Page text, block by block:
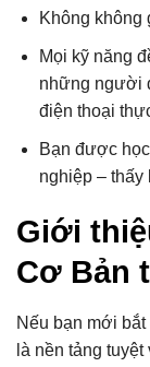
Không không
Mọi kỹ năng
những người
điện thoại
Bạn được
nghiệp –
Giới
Cơ Bản
Nếu bạn mới
là nền tảng tuyệt